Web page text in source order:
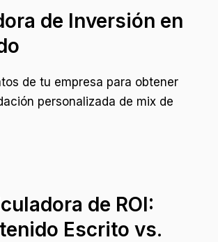
de Inversión en
de tu empresa para obtener
personalizada de mix de
de ROI:
Escrito vs.